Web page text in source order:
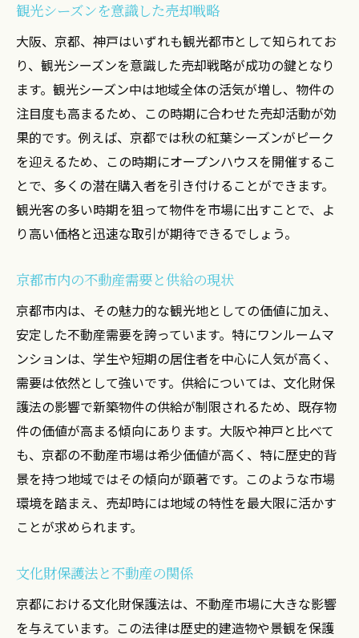
観光シーズンを意識した売却戦略
大阪、京都、神戸はいずれも観光都市として知られてお
り、観光シーズンを意識した売却戦略が成功の鍵となり
ます。観光シーズン中は地域全体の活気が増し、物件の
注目度も高まるため、この時期に合わせた売却活動が効
果的です。例えば、京都では秋の紅葉シーズンがピーク
を迎えるため、この時期にオープンハウスを開催するこ
とで、多くの潜在購入者を引き付けることができます。
観光客の多い時期を狙って物件を市場に出すことで、よ
り高い価格と迅速な取引が期待できるでしょう。
京都市内の不動産需要と供給の現状
京都市内は、その魅力的な観光地としての価値に加え、
安定した不動産需要を誇っています。特にワンルームマ
ンションは、学生や短期の居住者を中心に人気が高く、
需要は依然として強いです。供給については、文化財保
護法の影響で新築物件の供給が制限されるため、既存物
件の価値が高まる傾向にあります。大阪や神戸と比べて
も、京都の不動産市場は希少価値が高く、特に歴史的背
景を持つ地域ではその傾向が顕著です。このような市場
環境を踏まえ、売却時には地域の特性を最大限に活かす
ことが求められます。
文化財保護法と不動産の関係
京都における文化財保護法は、不動産市場に大きな影響
を与えています。この法律は歴史的建造物や景観を保護